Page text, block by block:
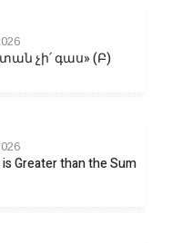
չի՛ գաս» (Բ)
Greater than the Sum